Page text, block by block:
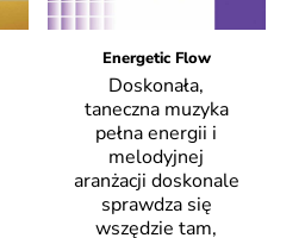
Energetic Flow
Doskonała,
taneczna muzyka
pełna energii i
melodyjnej
aranżacji doskonale
sprawdza się
wszędzie tam,